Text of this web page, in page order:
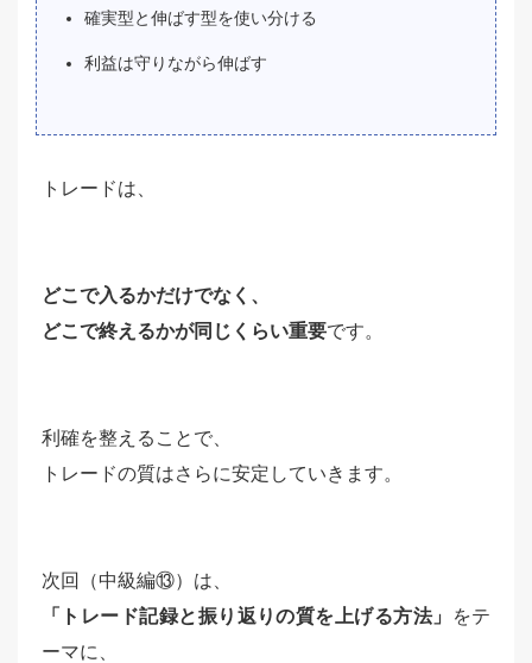
確実型と伸ばす型を使い分ける
利益は守りながら伸ばす
トレードは、
どこで入るかだけでなく、
どこで終えるかが同じくらい重要です。
利確を整えることで、
トレードの質はさらに安定していきます。
次回（中級編⑬）は、
「トレード記録と振り返りの質を上げる方法」
をテ
ーマに、